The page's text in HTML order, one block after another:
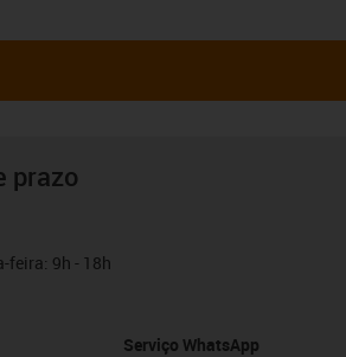
prazo
feira: 9h - 18h
Serviço WhatsApp